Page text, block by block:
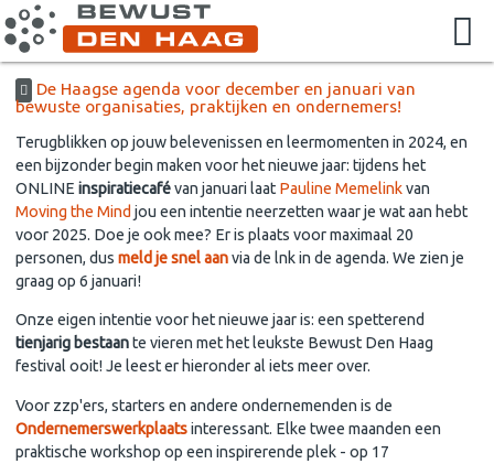
De Haagse agenda voor december en januari van
bewuste organisaties, praktijken en ondernemers!
Terugblikken op jouw belevenissen en leermomenten in 2024, en
een bijzonder begin maken voor het nieuwe jaar: tijdens het
ONLINE inspiratiecafévan januari laat Pauline Memelinkvan
Moving the Mind jou een intentie neerzetten waar je wat aan hebt
voor 2025. Doe je ook mee? Er is plaats voor maximaal 20
personen, dus meld je snel aanvia de lnk in de agenda. We zien je
graag op 6 januari!
Onze eigen intentie voor het nieuwe jaar is: een spetterend
tienjarig bestaante vieren met het leukste Bewust Den Haag
festival ooit! Je leest er hieronder al iets meer over.
Voor zzp'ers, starters en andere ondernemenden is de
Ondernemerswerkplaatsinteressant. Elke twee maanden een
praktische workshop op een inspirerende plek - op 17